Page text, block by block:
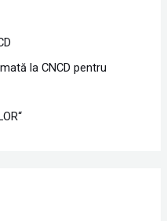
la CNCD pentru